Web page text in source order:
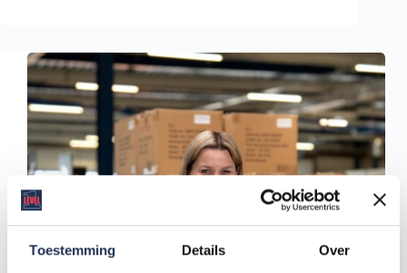
Toestemming Details Over